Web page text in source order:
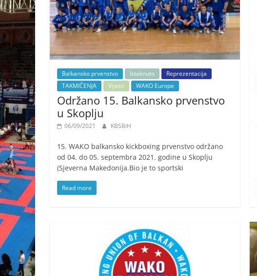
Balkansko prvenstvo Istaknuto
Reprezentacija
TAKMIČENJA
Vijesti WAKO Europe
Održano 15. Balkansko prvenstvo
u Skoplju
06/09/2021 KBSBiH
15. WAKO balkansko kickboxing prvenstvo održano
od 04. do 05. septembra 2021. godine u Skoplju
(Sjeverna Makedonija.Bio je to sportski
Read more